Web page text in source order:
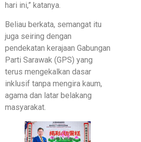
hari ini,” katanya.
Beliau berkata, semangat itu
juga seiring dengan
pendekatan kerajaan Gabungan
Parti Sarawak (GPS) yang
terus mengekalkan dasar
inklusif tanpa mengira kaum,
agama dan latar belakang
masyarakat.